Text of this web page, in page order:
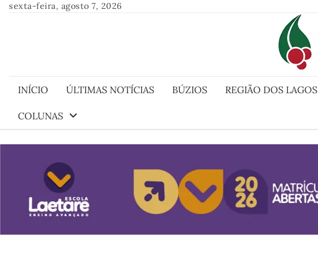
Skipsexta-feira, agosto 7, 2026
INÍCIO ÚLTIMAS NOTÍCIAS BÚZIOS REGIÃO DOS LAGOS
COLUNAS